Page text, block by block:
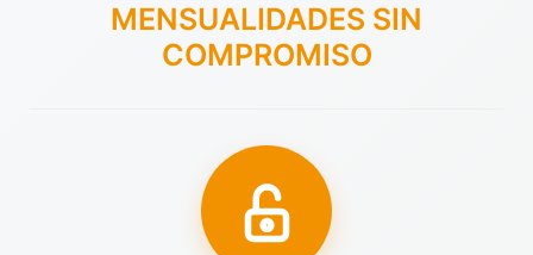
MENSUALIDADES SIN
COMPROMISO